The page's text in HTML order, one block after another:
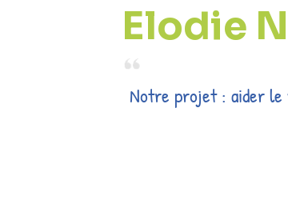
Elodie
Notre projet : aider